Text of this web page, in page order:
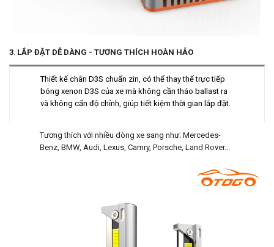
3. LẮP ĐẶT DỄ DÀNG - TƯƠNG THÍCH HOÀN HẢO
Thiết kế chân D3S chuẩn zin, có thể thay thế trực tiếp
bóng xenon D3S của xe mà không cần tháo ballast ra
và không cẩn độ chỉnh, giúp tiết kiệm thời gian lắp đặt.
Tương thích với nhiều dòng xe sang như: Mercedes-
Benz, BMW, Audi, Lexus, Camry, Porsche, Land Rover...